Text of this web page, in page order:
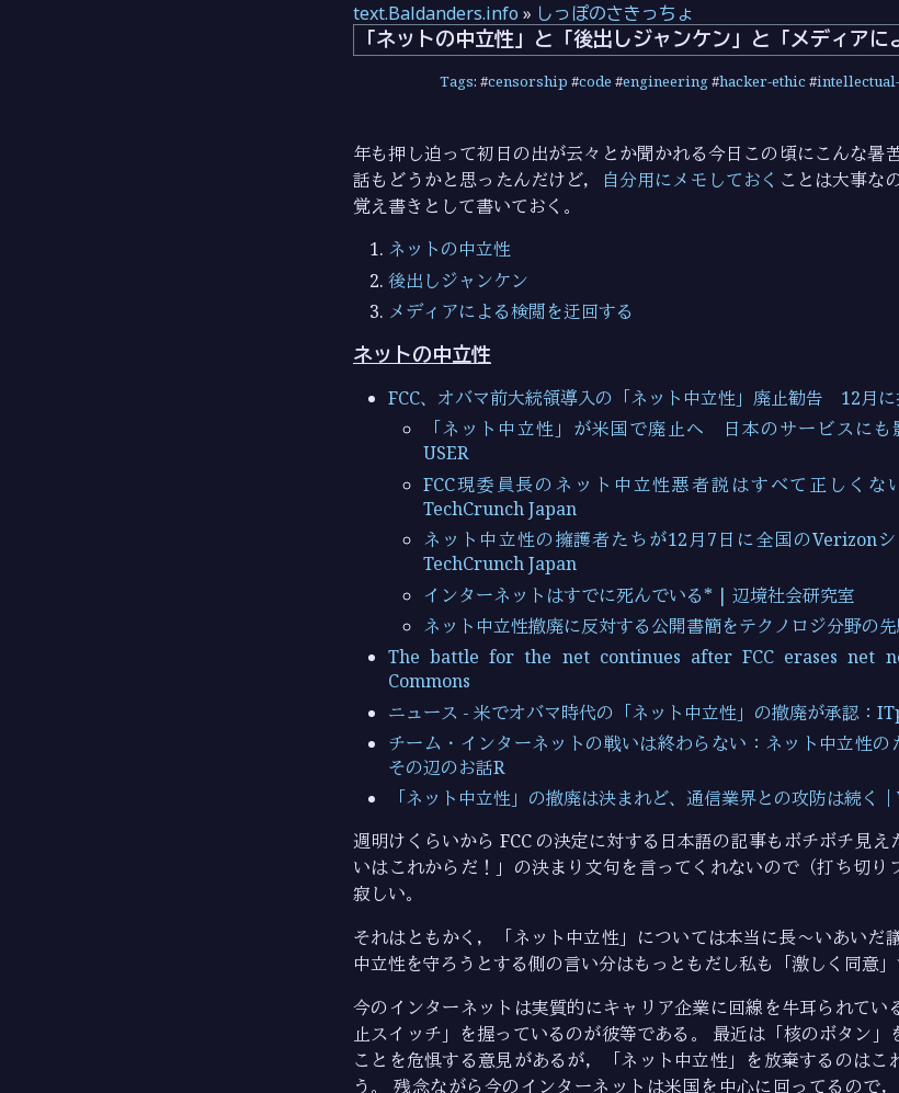
text.Baldanders.info » しっぽのさきっちょ
「ネットの中立性」と「後出しジャンケン」と「メディアに
Tags: #censorship #code #engineering#hacker-ethic#
年も押し迫って初日の出が云々とか聞かれる今日この頃にこんな暑
話もどうかと思ったんだけど，
自分用にメモしておく ことは大事なの
覚え書きとして書いておく。
ネットの中立性
後出しジャンケン
メディアによる検閲を迂回する
ネットの中立性
FCC、オバマ前大統領導入の「ネット中立性」廃止勧告 12月
「ネット中立性」が米国で廃止へ 日本のサービスに
USER
FCC現委員長のネット中立性悪者説はすべて正しく
TechCrunch Japan
ネット中立性の擁護者たちが12月7日に全国のVerizon
TechCrunch Japan
インターネットはすでに死んでいる* | 辺境社会研究室
ネット中立性撤廃に反対する公開書簡をテクノロジ分野の
The battle for the net continues after FCC erases net
Commons
ニュース - 米でオバマ時代の「ネット中立性」の撤廃が承認：
チーム・インターネットの戦いは終わらない：ネット中立性の
その辺のお話R
「ネット中立性」の撤廃は決まれど、通信業界との攻防は続く
週明けくらいから FCC の決定に対する日本語の記事もボチボチ見
いはこれからだ！」の決まり文句を言ってくれないので（打ち切り
寂しい。
それはともかく，「ネット中立性」については本当に長～いあいだ
中立性を守ろうとする側の言い分はもっともだし私も「激しく同意」
今のインターネットは実質的にキャリア企業に回線を牛耳られてい
止スイッチ」を握っているのが彼等である。 最近は「核のボタン」
ことを危惧する意見があるが，「ネット中立性」を放棄するのはこ
う。 残念ながら今のインターネットは米国を中心に回ってるので